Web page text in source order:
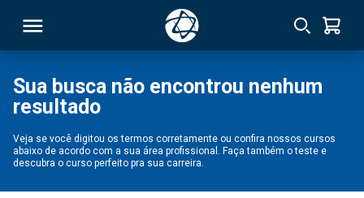
Sua busca não encontrou nenhum
resultado
Veja se você digitou os termos corretamente ou confira nossos cursos
abaixo de acordo com a sua área profissional. Faça também o teste e
descubra o curso perfeito pra sua carreira.